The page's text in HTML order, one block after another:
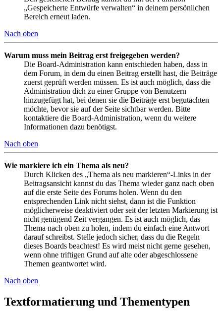
„Gespeicherte Entwürfe verwalten“ in deinem persönlichen
Bereich erneut laden.
Nach oben
Warum muss mein Beitrag erst freigegeben werden?
Die Board-Administration kann entschieden haben, dass in
dem Forum, in dem du einen Beitrag erstellt hast, die Beiträge
zuerst geprüft werden müssen. Es ist auch möglich, dass die
Administration dich zu einer Gruppe von Benutzern
hinzugefügt hat, bei denen sie die Beiträge erst begutachten
möchte, bevor sie auf der Seite sichtbar werden. Bitte
kontaktiere die Board-Administration, wenn du weitere
Informationen dazu benötigst.
Nach oben
Wie markiere ich ein Thema als neu?
Durch Klicken des „Thema als neu markieren“-Links in der
Beitragsansicht kannst du das Thema wieder ganz nach oben
auf die erste Seite des Forums holen. Wenn du den
entsprechenden Link nicht siehst, dann ist die Funktion
möglicherweise deaktiviert oder seit der letzten Markierung ist
nicht genügend Zeit vergangen. Es ist auch möglich, das
Thema nach oben zu holen, indem du einfach eine Antwort
darauf schreibst. Stelle jedoch sicher, dass du die Regeln
dieses Boards beachtest! Es wird meist nicht gerne gesehen,
wenn ohne triftigen Grund auf alte oder abgeschlossene
Themen geantwortet wird.
Nach oben
Textformatierung und Thementypen